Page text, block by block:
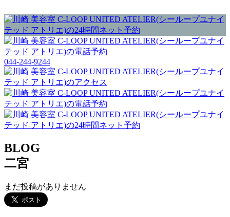
044-244-9244
BLOG
二宮
まだ投稿がありません